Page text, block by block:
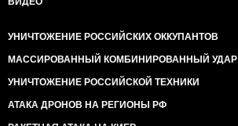
УНИЧТОЖЕНИЕ РОССИЙСКИХ ОККУПАНТОВ
МАССИРОВАННЫЙ КОМБИНИРОВАННЫЙ УДАР
УНИЧТОЖЕНИЕ РОССИЙСКОЙ ТЕХНИКИ
АТАКА ДРОНОВ НА РЕГИОНЫ РФ